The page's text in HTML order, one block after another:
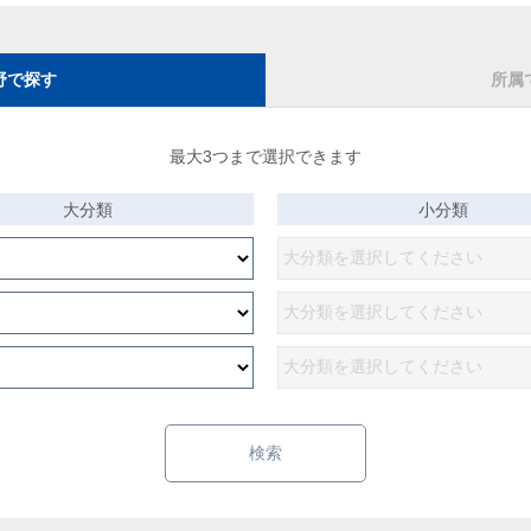
で探す 所属
最大3つまで選択できます
大分類 小分類
検索